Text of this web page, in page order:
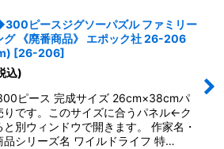
絞り込む
ピースジグソーパズル ファミリー
グ 《廃番商品》 エポック社 26-206
[26-206]
込)
ピース 完成サイズ 26cm×38cmパ
りです。このサイズに合うパネル←ク
と別ウィンドウで開きます。 作家名・
品シリーズ名 ワイルドライフ 特…